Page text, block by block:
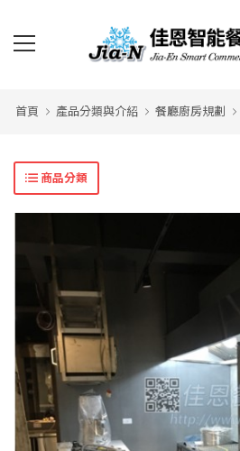
首頁 產品分類與介紹 餐廳廚房規劃
商品分類